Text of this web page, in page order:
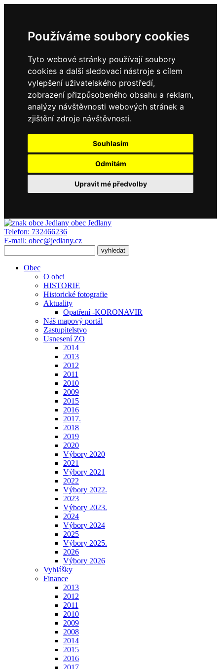
Používáme soubory cookies
Tyto webové stránky používají soubory
cookies a další sledovací nástroje s cílem
vylepšení uživatelského prostředí,
zobrazení přizpůsobeného obsahu a reklam,
analýzy návštěvnosti webových stránek a
zjištění zdroje návštěvnosti.
Souhlasím
Odmítám
Upravit mé předvolby
obec Jedlany
Telefon: 732466236
E-mail: obec@jedlany.cz
Obec
O obci
HISTORIE
Historické fotografie
Aktuality
Opatření -KORONAVIR
Náš mapový portál
Zastupitelstvo
Usnesení ZO
2014
2013
2012
2011
2010
2009
2015
2016
2017.
2018
2019
2020
Výbory 2020
2021
Výbory 2021
2022
Výbory 2022.
2023
Výbory 2023.
2024
Výbory 2024
2025
Výbory 2025.
2026
Výbory 2026
Vyhlášky
Finance
2013
2012
2011
2010
2009
2008
2014
2015
2016
2017